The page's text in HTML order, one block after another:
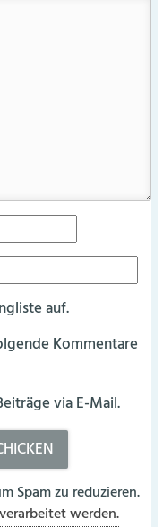
auf.
Kommentare
via E-Mail.
Spam zu reduzieren.
werden.